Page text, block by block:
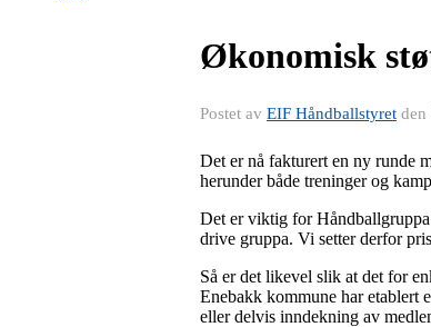
Økonomisk
Postet av EIF Håndballstyret den
Det er nå fakturert en ny runde
herunder både treninger og
Det er viktig for Håndballgruppa
drive gruppa. Vi setter derfor
Så er det likevel slik at det for
Enebakk kommune har etablert
eller delvis inndekning av